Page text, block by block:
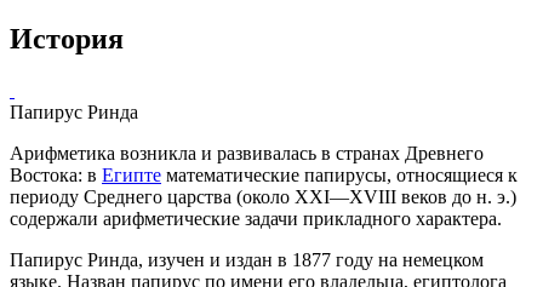
История
Папирус Ринда
Арифметика возникла и развивалась в странах Древнего
Востока: в Египте математические папирусы, от­но­ся­щие­ся к
пе­рио­ду Сред­не­го цар­ст­ва (около XXI—XVIII веков до н. э.)
содержали арифметические задачи прикладного характера.
Папирус Ринда, изучен и издан в 1877 году на немецком
языке. Назван папирус по име­ни его вла­дель­ца, егип­то­ло­га